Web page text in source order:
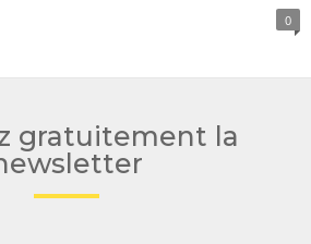
0
gratuitement la